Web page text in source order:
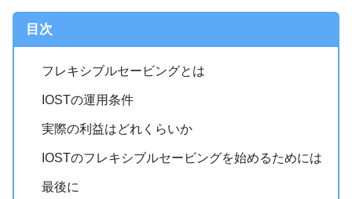
目次
フレキシブルセービングとは
IOSTの運用条件
実際の利益はどれくらいか
IOSTのフレキシブルセービングを始めるためには
最後に